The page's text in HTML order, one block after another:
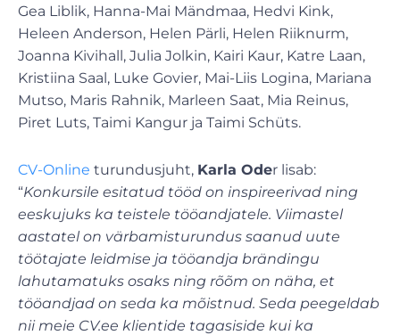
Gea Liblik, Hanna-Mai Mändmaa, Hedvi Kink,
Heleen Anderson, Helen Pärli, Helen Riiknurm,
Joanna Kivihall, Julia Jolkin, Kairi Kaur, Katre Laan,
Kristiina Saal, Luke Govier, Mai-Liis Logina, Mariana
Mutso, Maris Rahnik, Marleen Saat, Mia Reinus,
Piret Luts, Taimi Kangur ja Taimi Schüts.
CV-Online turundusjuht, Karla Oder lisab:
“Konkursile esitatud tööd on inspireerivad ning
eeskujuks ka teistele tööandjatele. Viimastel
aastatel on värbamisturundus saanud uute
töötajate leidmise ja tööandja brändingu
lahutamatuks osaks ning rõõm on näha, et
tööandjad on seda ka mõistnud. Seda peegeldab
nii meie CV.ee klientide tagasiside kui ka